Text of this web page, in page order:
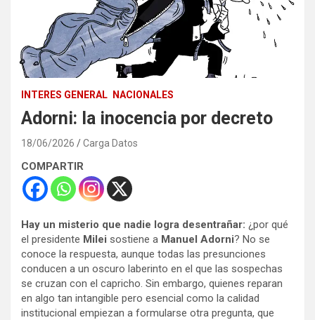
INTERES GENERAL NACIONALES
Adorni: la inocencia por decreto
18/06/2026 Carga Datos
COMPARTIR
Hay un misterio que nadie logra desentrañar: ¿por qué
el presidente Milei sostiene a Manuel Adorni? No se
conoce la respuesta, aunque todas las presunciones
conducen a un oscuro laberinto en el que las sospechas
se cruzan con el capricho. Sin embargo, quienes reparan
en algo tan intangible pero esencial como la calidad
institucional empiezan a formularse otra pregunta, que